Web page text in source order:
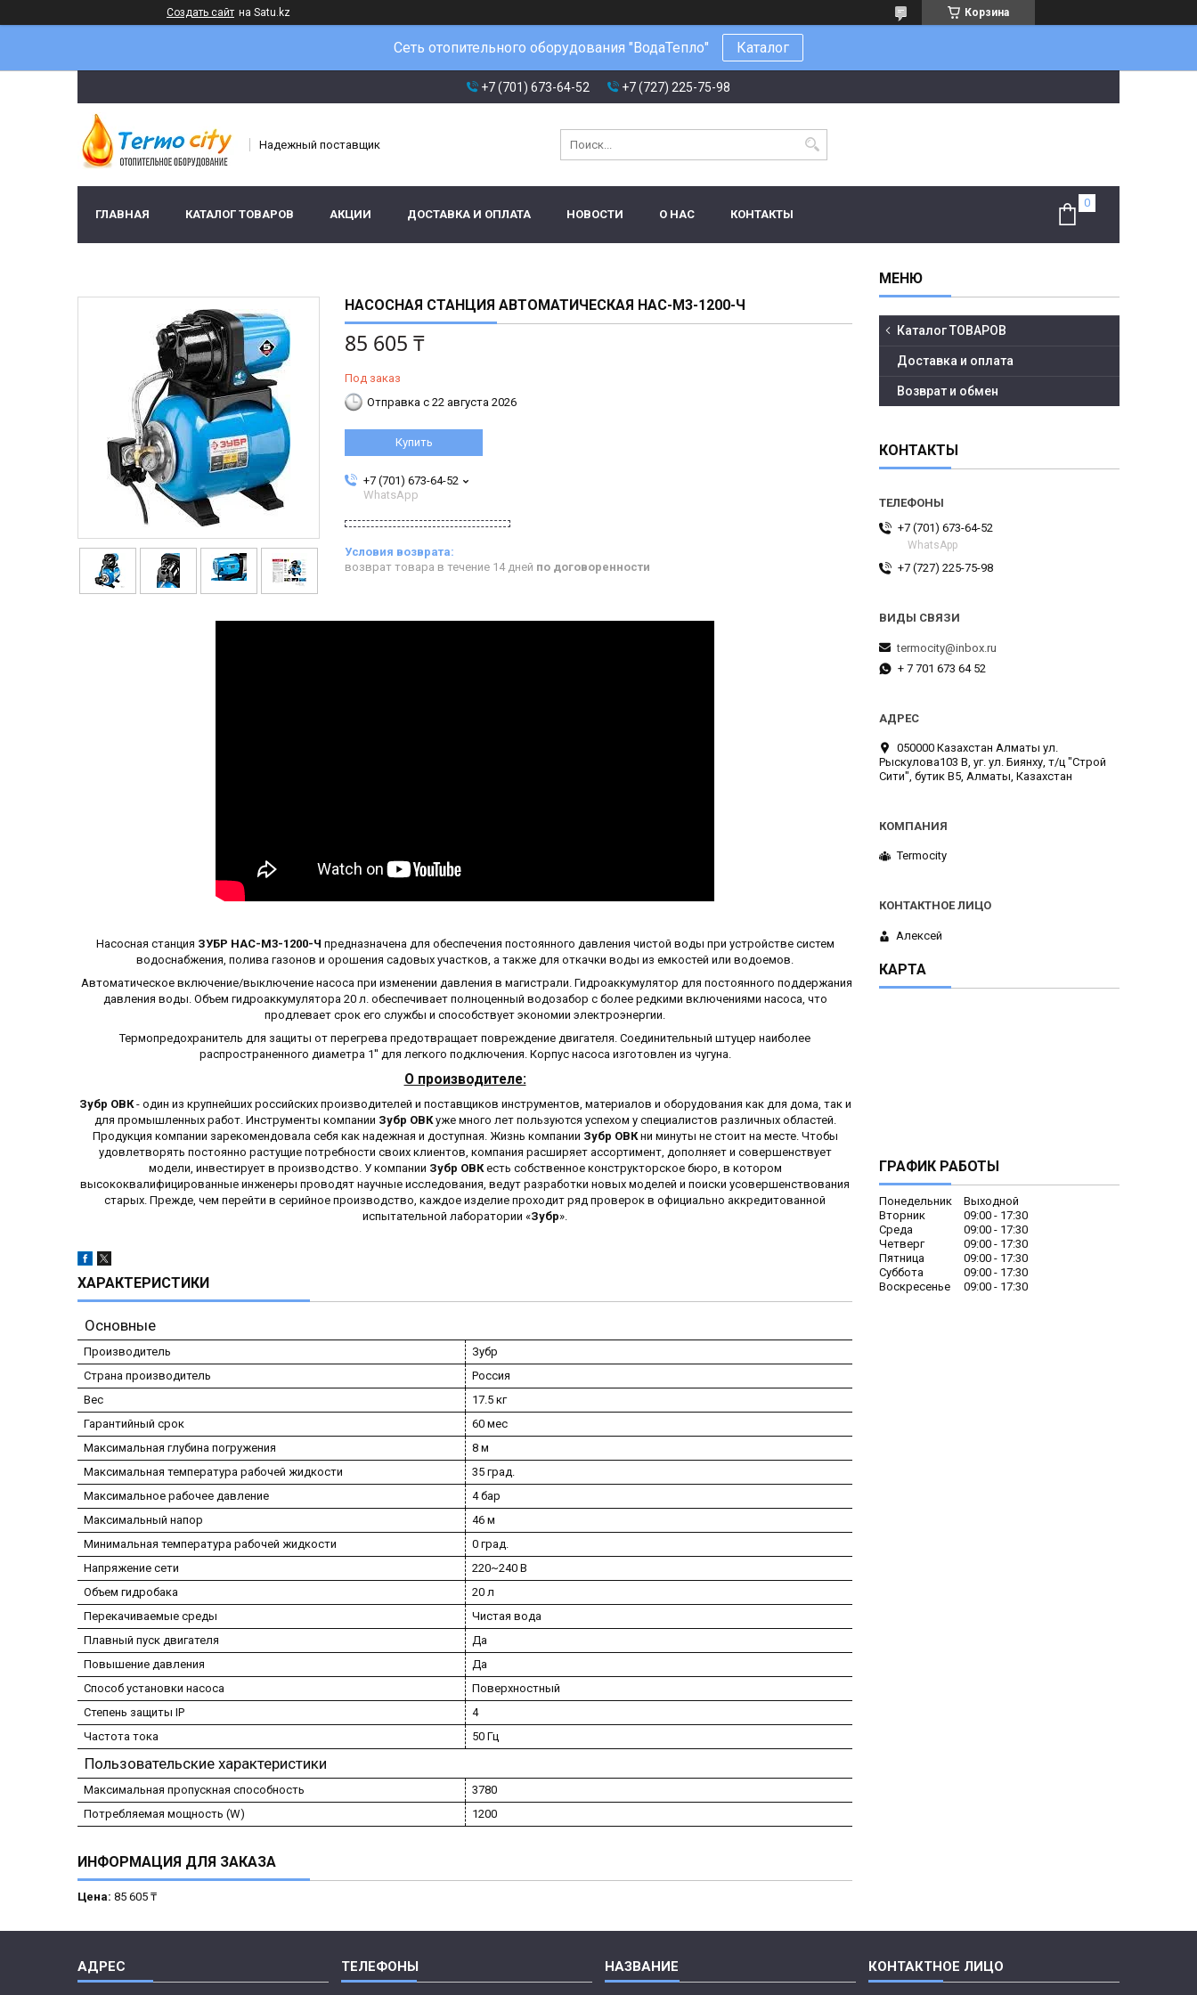
Создать сайт на Satu.kz Корзина
Сеть отопительного оборудования "ВодаТепло" Каталог
+7 (701) 673-64-52 +7 (727) 225-75-98
Надежный поставщик
ГЛАВНАЯ КАТАЛОГ ТОВАРОВ АКЦИИ ДОСТАВКА И ОПЛАТА НОВОСТИ О НАС КОНТАКТЫ
НАСОСНАЯ СТАНЦИЯ АВТОМАТИЧЕСКАЯ НАС-М3-1200-Ч
85 605 ₸
Под заказ
Отправка с 22 августа 2026
Купить
+7 (701) 673-64-52
WhatsApp
возврат товара в течение 14 дней по договоренности
Насосная станция ЗУБР НАС-М3-1200-Ч предназначена для обеспечения постоянного давления чистой воды при устройстве систем
водоснабжения, полива газонов и орошения садовых участков, а также для откачки воды из емкостей или водоемов.
Автоматическое включение/выключение насоса при изменении давления в магистрали. Гидроаккумулятор для постоянного поддержания
давления воды. Объем гидроаккумулятора 20 л. обеспечивает полноценный водозабор с более редкими включениями насоса, что
продлевает срок его службы и способствует экономии электроэнергии.
Термопредохранитель для защиты от перегрева предотвращает повреждение двигателя. Соединительный штуцер наиболее
распространенного диаметра 1'' для легкого подключения. Корпус насоса изготовлен из чугуна.
О производителе:
Зубр ОВК- один из крупнейших российских производителей и поставщиков инструментов, материалов и оборудования как для дома, так и
для промышленных работ. Инструменты компании Зубр ОВКуже много лет пользуются успехом у специалистов различных областей.
Продукция компании зарекомендовала себя как надежная и доступная. Жизнь компании Зубр ОВКни минуты не стоит на месте. Чтобы
удовлетворять постоянно растущие потребности своих клиентов, компания расширяет ассортимент, дополняет и совершенствует
модели, инвестирует в производство. У компании Зубр ОВКесть собственное конструкторское бюро, в котором
высококвалифицированные инженеры проводят научные исследования, ведут разработки новых моделей и поиски усовершенствования
старых. Прежде, чем перейти в серийное производство, каждое изделие проходит ряд проверок в официально аккредитованной
испытательной лаборатории «Зубр».
ХАРАКТЕРИСТИКИ
Основные
Производитель
Зубр
Страна производитель
Россия
Вес
17.5 кг
Гарантийный срок
60 мес
Максимальная глубина погружения
8 м
Максимальная температура рабочей жидкости
35 град.
Максимальное рабочее давление
4 бар
Максимальный напор
46 м
Минимальная температура рабочей жидкости
0 град.
Напряжение сети
220~240 В
Объем гидробака
20 л
Перекачиваемые среды
Чистая вода
Плавный пуск двигателя
Да
Повышение давления
Да
Способ установки насоса
Поверхностный
Степень защиты IP
4
Частота тока
50 Гц
Пользовательские характеристики
Максимальная пропускная способность
3780
Потребляемая мощность (W)
1200
ИНФОРМАЦИЯ ДЛЯ ЗАКАЗА
Цена: 85 605 ₸
Каталог ТОВАРОВ
Доставка и оплата
Возврат и обмен
КОНТАКТЫ
+7 (701) 673-64-52
WhatsApp
+7 (727) 225-75-98
termocity@inbox.ru
+ 7 701 673 64 52
050000 Казахстан Алматы ул.
Рыскулова103 В, уг. ул. Биянху, т/ц "Строй
Сити", бутик В5, Алматы, Казахстан
Termocity
Алексей
КАРТА
ГРАФИК РАБОТЫ
Понедельник
Выходной
Вторник
09:00
17:30
Среда
09:00
17:30
Четверг
09:00
17:30
Пятница
09:00
17:30
Суббота
09:00
17:30
Воскресенье
09:00 17:30